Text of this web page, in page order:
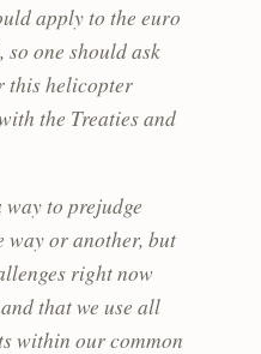
apply to the euro
one should ask
this helicopter
the Treaties and
to prejudge
way or another, but
right now
that we use all
within our common